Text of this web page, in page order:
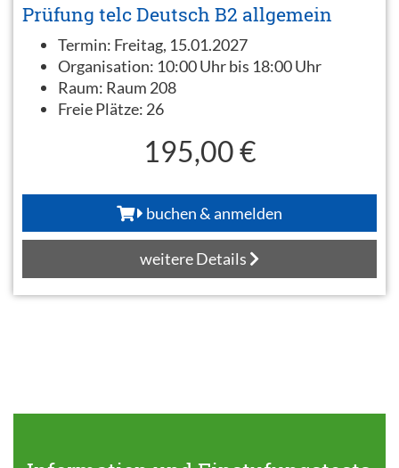
Prüfung telc Deutsch B2 allgemein
Termin: Freitag, 15.01.2027
Organisation: 10:00 Uhr bis 18:00 Uhr
Raum: Raum 208
Freie Plätze: 26
195,00 €
buchen & anmelden
weitere Details